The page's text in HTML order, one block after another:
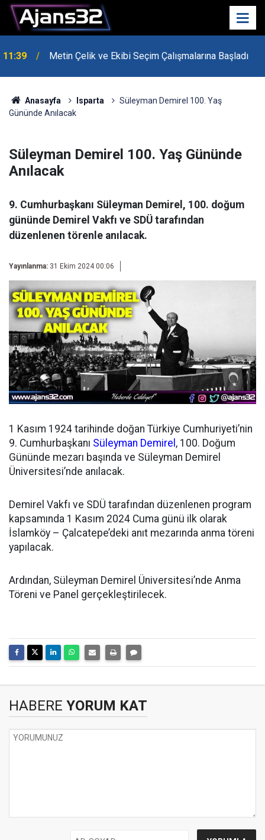
10:15 Hafta Sonu Havalar Nasıl Olacak?
Anasayfa Isparta
Süleyman Demirel 100. Yaş
Gününde Anılacak
Süleyman Demirel 100. Yaş Gününde
Anılacak
9. Cumhurbaşkanı Süleyman Demirel, 100. doğum
gününde Demirel Vakfı ve SDÜ tarafından
düzenlenen törenle anılacak.
Yayınlanma: 31 Ekim 2024 00:06
1 Kasım 1924 tarihinde doğan Türkiye Cumhuriyeti’nin
9. Cumhurbaşkanı Süleyman Demirel , 100. Doğum
Gününde mezarı başında ve Süleyman Demirel
Üniversitesi’nde anılacak.
Demirel Vakfı ve SDÜ tarafından düzenlenen program
kapsamında 1 Kasım 2024 Cuma günü ilk olarak
İslamköy – Çalcatepe’deki anıt mezarında anma töreni
yapılacak.
Ardından, Süleyman Demirel Üniversitesi’nde Anma
Töreni ve Panel gerçekleştirilecek.
HABERE YORUM KAT